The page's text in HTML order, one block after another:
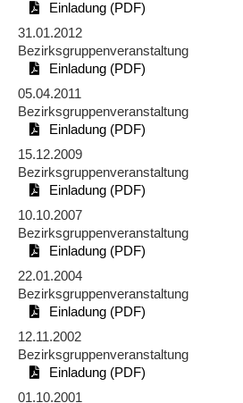
Einladung (PDF)
31.01.2012
Bezirksgruppenveranstaltung
Einladung (PDF)
05.04.2011
Bezirksgruppenveranstaltung
Einladung (PDF)
15.12.2009
Bezirksgruppenveranstaltung
Einladung (PDF)
10.10.2007
Bezirksgruppenveranstaltung
Einladung (PDF)
22.01.2004
Bezirksgruppenveranstaltung
Einladung (PDF)
12.11.2002
Bezirksgruppenveranstaltung
Einladung (PDF)
01.10.2001